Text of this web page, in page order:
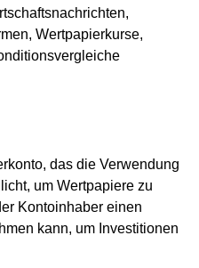
Wertpapierkurse,
das die Verwendung
um Wertpapiere zu
Kontoinhaber einen
kann, um Investitionen